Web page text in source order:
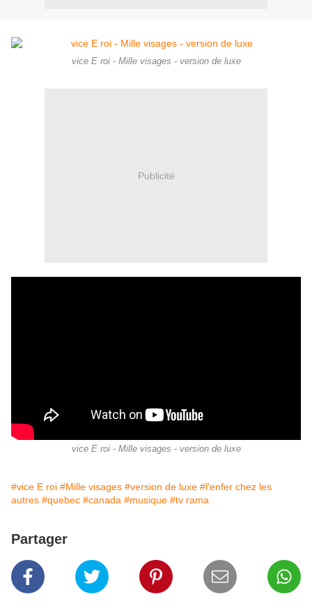
vice E roi - Mille visages - version de luxe
Publicité
vice E roi - Mille visages - version de luxe
#vice E roi #Mille visages #version de luxe #l'enfer chez les
autres #quebec #canada #musique #tv rama
Partager